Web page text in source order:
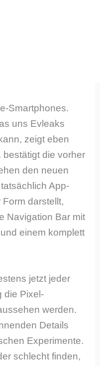
Smartphones.
uns Evleaks
zeigt eben
bestätigt die vorher
den neuen
App-
darstellt,
Navigation Bar mit
einem komplett
jetzt jeder
die Pixel-
werden.
Details
Experimente.
schlecht finden,